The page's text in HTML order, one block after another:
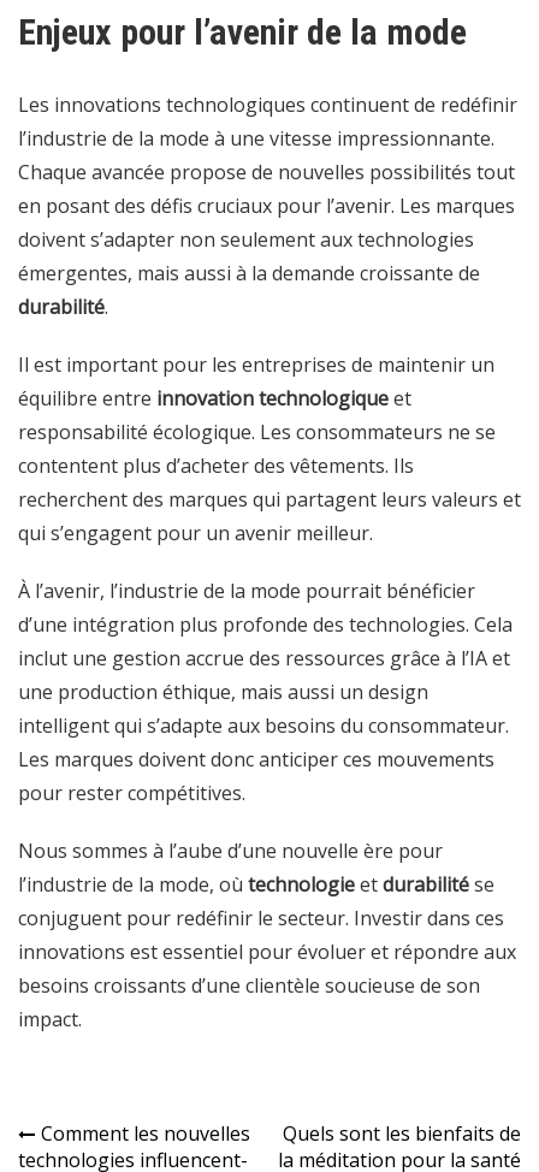
Enjeux pour l’avenir de la mode
Les innovations technologiques continuent de redéfinir
l’industrie de la mode à une vitesse impressionnante.
Chaque avancée propose de nouvelles possibilités tout
en posant des défis cruciaux pour l’avenir. Les marques
doivent s’adapter non seulement aux technologies
émergentes, mais aussi à la demande croissante de
durabilité.
Il est important pour les entreprises de maintenir un
équilibre entre innovation technologiqueet
responsabilité écologique. Les consommateurs ne se
contentent plus d’acheter des vêtements. Ils
recherchent des marques qui partagent leurs valeurs et
qui s’engagent pour un avenir meilleur.
À l’avenir, l’industrie de la mode pourrait bénéficier
d’une intégration plus profonde des technologies. Cela
inclut une gestion accrue des ressources grâce à l’IA et
une production éthique, mais aussi un design
intelligent qui s’adapte aux besoins du consommateur.
Les marques doivent donc anticiper ces mouvements
pour rester compétitives.
Nous sommes à l’aube d’une nouvelle ère pour
l’industrie de la mode, où technologieetdurabilitése
conjuguent pour redéfinir le secteur. Investir dans ces
innovations est essentiel pour évoluer et répondre aux
besoins croissants d’une clientèle soucieuse de son
impact.
Navigation
Comment les nouvelles
technologies influencent-
Quels sont les bienfaits de
la méditation pour la santé